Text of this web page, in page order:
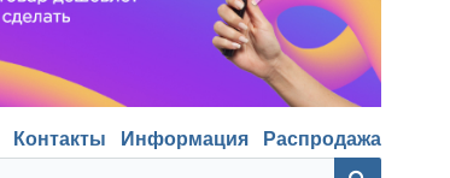
Контакты Информация Распродажа